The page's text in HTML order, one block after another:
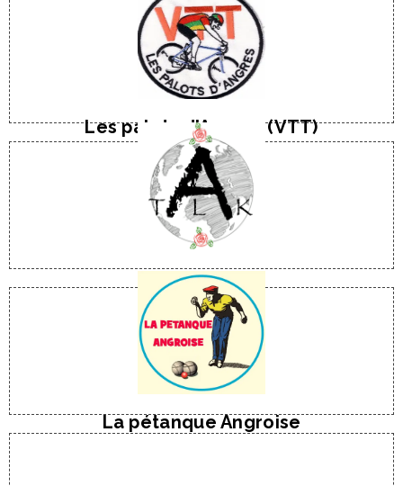
Les palots d'Angres (VTT)
M. Manuel HAULTCOEUR
Tel : 06 11 76 09 19
E-Mail
Talaka
Mme Camille GALVAIRE
Tel : 06 25 71 11 42
E-Mail
Web / Facebook
La pétanque Angroise
M. Jean-Marc Glorian
Tel : 06 47 41 09 16